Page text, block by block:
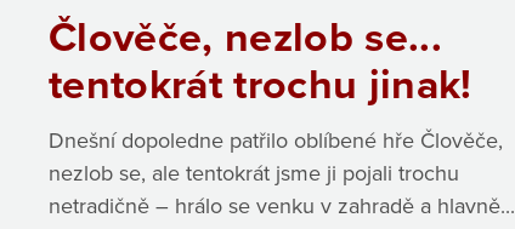
Člověče, nezlob se...
tentokrát trochu jinak!
Dnešní dopoledne patřilo oblíbené hře Člověče,
nezlob se, ale tentokrát jsme ji pojali trochu
netradičně – hrálo se venku v zahradě a hlavně...